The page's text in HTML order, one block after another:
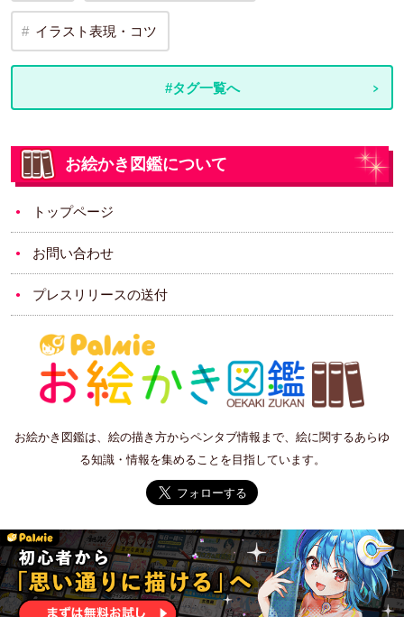
イラスト表現・コツ
#タグ一覧へ
お絵かき図鑑について
トップページ
お問い合わせ
プレスリリースの送付
お絵かき図鑑は、絵の描き方からペンタブ情報まで、絵に関するあらゆ
る知識・情報を集めることを目指しています。